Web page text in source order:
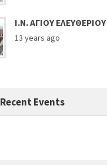
Ι.Ν. ΑΓΙΟΥ ΕΛΕΥΘΕΡΙΟΥ
13 years ago
Recent Events